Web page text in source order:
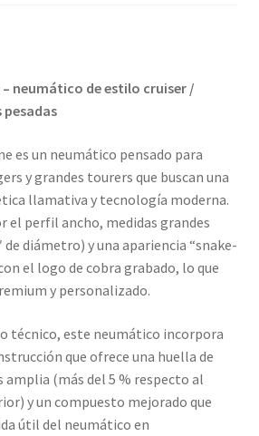
– neumático de estilo cruiser /
es un neumático pensado para
y grandes tourers que buscan una
llamativa y tecnología moderna.
el perfil ancho, medidas grandes
de diámetro) y una apariencia “snake-
el logo de cobra grabado, lo que
y personalizado.
técnico, este neumático incorpora
que ofrece una huella de
(más del 5 % respecto al
y un compuesto mejorado que
útil del neumático en